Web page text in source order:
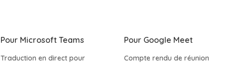
Pour Microsoft Teams
Traduction en direct pour
Pour Google Meet
Compte rendu de réunion